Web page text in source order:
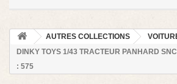
AUTRES COLLECTIONS
DINKY TOYS 1/43 TRACTEUR PANHARD
: 575